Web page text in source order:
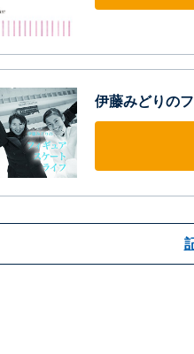
伊藤みどりの